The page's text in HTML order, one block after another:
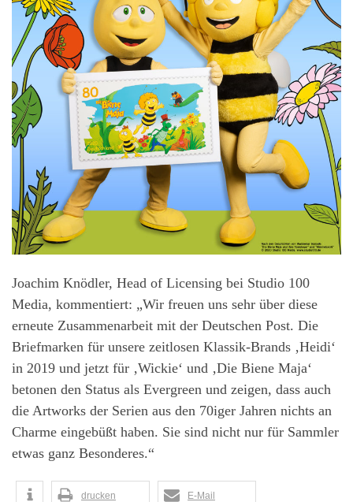
Joachim Knödler, Head of Licensing bei Studio 100
Media, kommentiert: „Wir freuen uns sehr über diese
erneute Zusammenarbeit mit der Deutschen Post. Die
Briefmarken für unsere zeitlosen Klassik-Brands ‚Heidi‘
in 2019 und jetzt für ‚Wickie‘ und ‚Die Biene Maja‘
betonen den Status als Evergreen und zeigen, dass auch
die Artworks der Serien aus den 70iger Jahren nichts an
Charme eingebüßt haben. Sie sind nicht nur für Sammler
etwas ganz Besonderes.“
drucken E-Mail